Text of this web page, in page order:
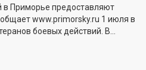
в Приморье предоставляют
www.primorsky.ru 1 июля в
боевых действий. В...